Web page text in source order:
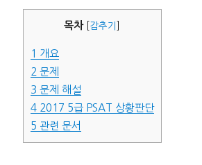
목차 감추기
1 개요
2 문제
3 문제 해설
42017 5급 PSAT 상황판단
5 관련 문서